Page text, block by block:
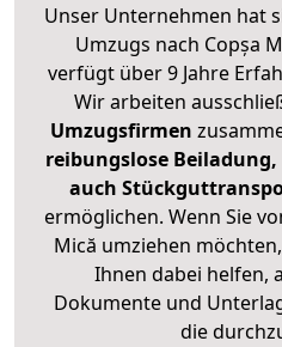
Unser Unternehmen hat
Umzugs nach Copșa
verfügt über 9 Jahre
Wir arbeiten
Umzugsfirmen
reibungslose
auch
ermöglichen. Wenn Sie
Mică umziehen
Ihnen dabei helfen,
Dokumente und
die